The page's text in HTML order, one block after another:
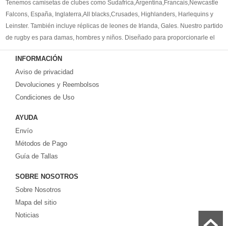
Tenemos camisetas de clubes como Sudafrica,Argentina,Francais,Newcastle
Falcons, España, Inglaterra,All blacks,Crusades, Highlanders, Harlequins y
Leinster. También incluye réplicas de leones de Irlanda, Gales. Nuestro partido
de rugby es para damas, hombres y niños. Diseñado para proporcionarle el
mejor kit de rugby para satisfacer sus necesidades. Bienvenido a comprar la
camisetas de rugby replicas
INFORMACIÓN
Aviso de privacidad
Devoluciones y Reembolsos
Condiciones de Uso
AYUDA
Envío
Métodos de Pago
Guía de Tallas
SOBRE NOSOTROS
Sobre Nosotros
Mapa del sitio
Noticias